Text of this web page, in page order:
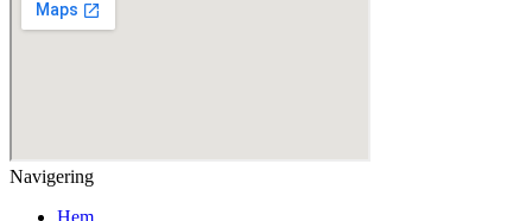
Navigering
Hem